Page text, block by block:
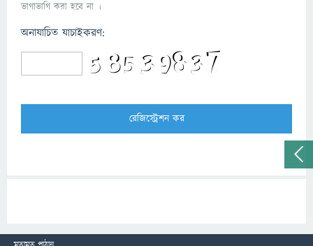
ভাগাভাগি করা হবে না ।
অনাযাচিত যাচাইকরণ: